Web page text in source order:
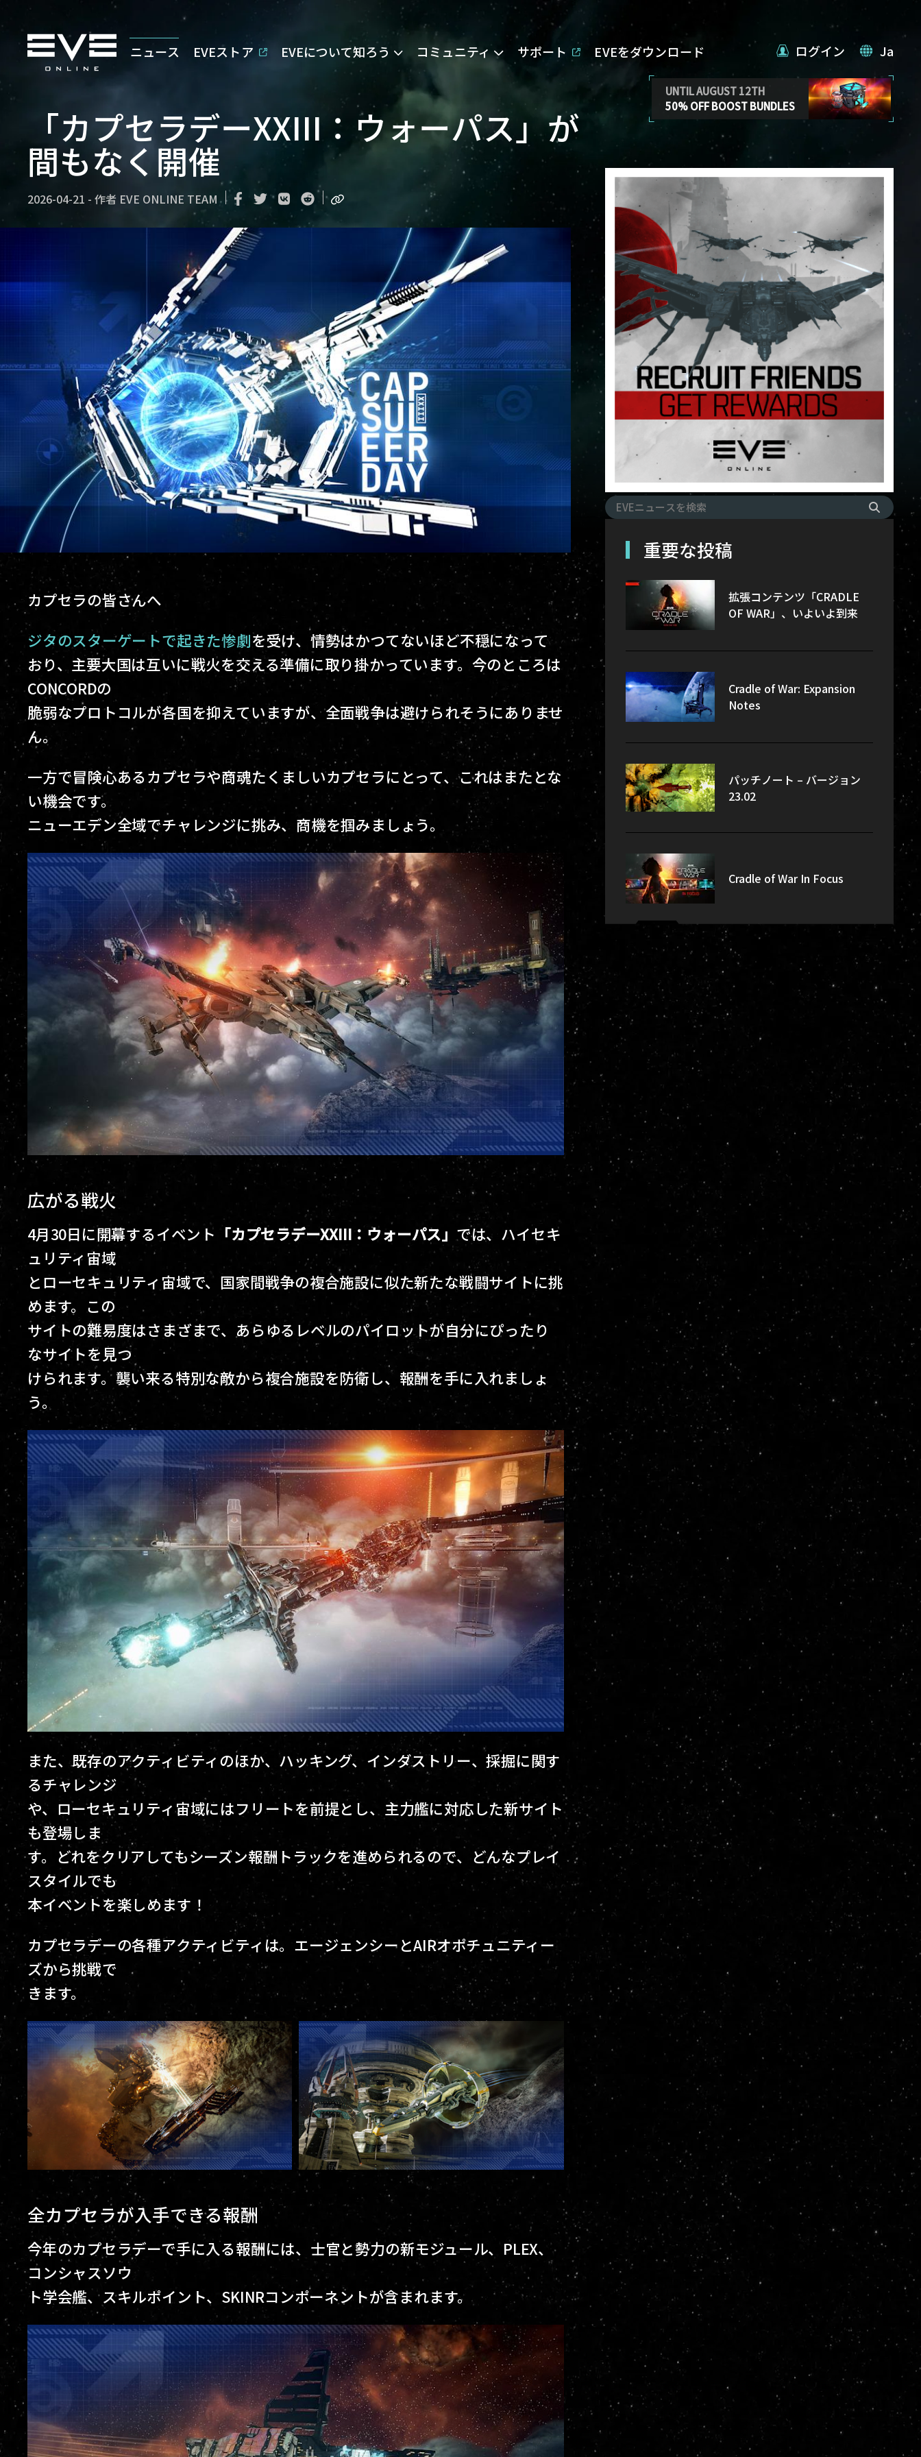
ニュース EVEストア EVEについて知ろう コミュニティ サポート EVEをダウンロード
UNTIL AUGUST 12TH
50% OFF BOOST BUNDLES
ログイン Ja
「カプセラデーXXIII：ウォーパス」が
間もなく開催
2026-04-21 - 作者 EVE ONLINE TEAM
カプセラの皆さんへ
ジタのスターゲートで起きた惨劇を受け、情勢はかつてないほど不穏になって
おり、主要大国は互いに戦火を交える準備に取り掛かっています。今のところは
CONCORDの
脆弱なプロトコルが各国を抑えていますが、全面戦争は避けられそうにありませ
ん。
一方で冒険心あるカプセラや商魂たくましいカプセラにとって、これはまたとな
い機会です。
ニューエデン全域でチャレンジに挑み、商機を掴みましょう。
広がる戦火
4月30日に開幕するイベント 「カプセラデーXXIII：ウォーパス」 では、ハイセキ
ュリティ宙域
とローセキュリティ宙域で、国家間戦争の複合施設に似た新たな戦闘サイトに挑
めます。この
サイトの難易度はさまざまで、あらゆるレベルのパイロットが自分にぴったり
なサイトを見つ
けられます。襲い来る特別な敵から複合施設を防衛し、報酬を手に入れましょ
う。
また、既存のアクティビティのほか、ハッキング、インダストリー、採掘に関す
るチャレンジ
や、ローセキュリティ宙域にはフリートを前提とし、主力艦に対応した新サイト
も登場しま
す。どれをクリアしてもシーズン報酬トラックを進められるので、どんなプレイ
スタイルでも
本イベントを楽しめます！
カプセラデーの各種アクティビティは。エージェンシーとAIRオポチュニティー
ズから挑戦で
きます。
全カプセラが入手できる報酬
今年のカプセラデーで手に入る報酬には、士官と勢力の新モジュール、PLEX、
コンシャスソウ
ト学会艦、スキルポイント、SKINRコンポーネントが含まれます。
重要な投稿
拡張コンテンツ「CRADLE
OF WAR」、いよいよ到来
Cradle of War: Expansion
Notes
パッチノート – バージョン
23.02
Cradle of War In Focus